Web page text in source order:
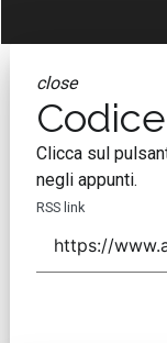
close
Clicca sul
negli appunti.
RSS link